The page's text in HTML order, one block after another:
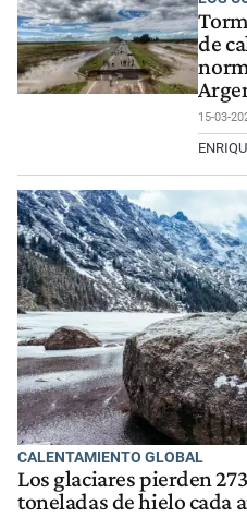
de
15-03-
CALENTAMIENTO GLOBAL
Los glaciares pierden
toneladas de hielo cada